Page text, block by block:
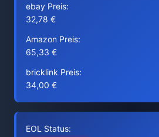
ebay Preis:
32,78 €
Amazon Preis:
65,33 €
bricklink Preis:
34,00 €
EOL Status: